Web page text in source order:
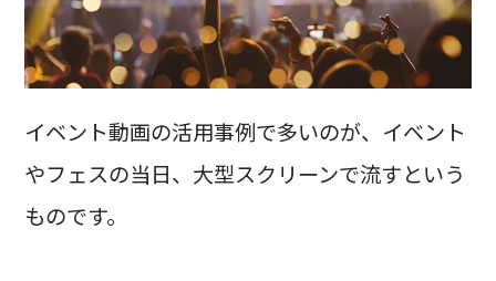
イベント動画の活用事例で多いのが、イベント
やフェスの当日、大型スクリーンで流すという
ものです。